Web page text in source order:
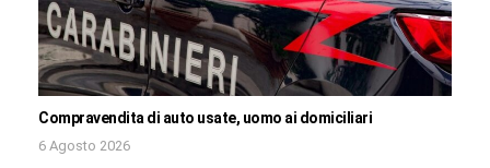
Compravendita di auto usate, uomo ai domiciliari
6 Agosto 2026